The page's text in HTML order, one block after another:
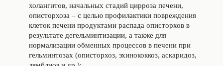
холангитов, начальных стадий цирроза печени,
описторхоза – с целью профилактики повреждения
клеток печени продуктами распада описторхов в
результате дегельминтизации, а также для
нормализации обменных процессов в печени при
гельминтозах (описторхоз, эхинококкоз, аскаридоз,